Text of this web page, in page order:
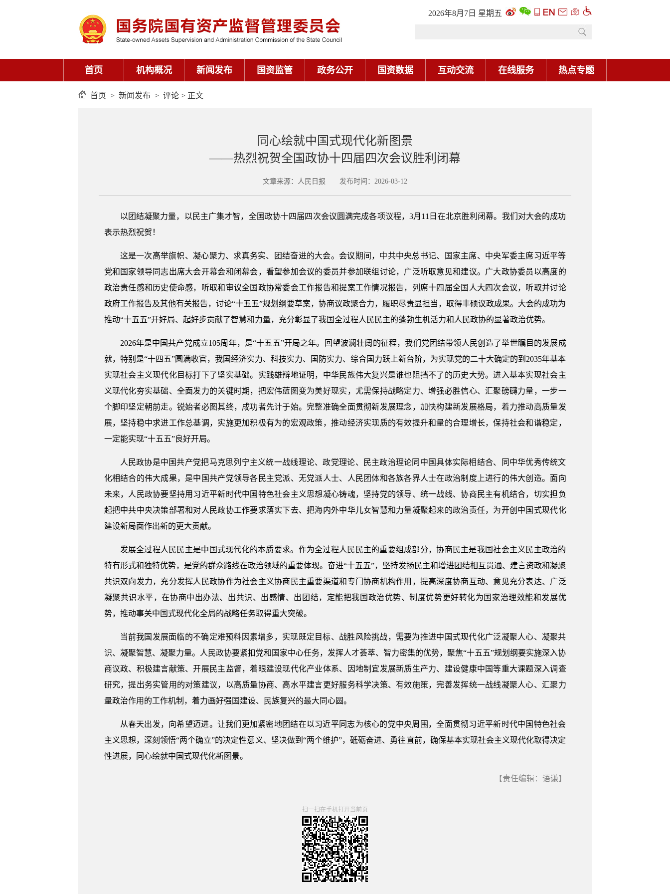
2026年8月7日 星期五
首页 机构概况 新闻发布 国资监管 政务公开 国资数据 互动交流 在线服务 热点专题
首页 > 新闻发布 > 评论 > 正文
同心绘就中国式现代化新图景
——热烈祝贺全国政协十四届四次会议胜利闭幕
文章来源：人民日报 发布时间：2026-03-12
以团结凝聚力量，以民主广集才智，全国政协十四届四次会议圆满完成各项议程，3月11日在北京胜利闭幕。我们对大会的成功
表示热烈祝贺！
这是一次高举旗帜、凝心聚力、求真务实、团结奋进的大会。会议期间，中共中央总书记、国家主席、中央军委主席习近平等
党和国家领导同志出席大会开幕会和闭幕会，看望参加会议的委员并参加联组讨论，广泛听取意见和建议。广大政协委员以高度的
政治责任感和历史使命感，听取和审议全国政协常委会工作报告和提案工作情况报告，列席十四届全国人大四次会议，听取并讨论
政府工作报告及其他有关报告，讨论“十五五”规划纲要草案，协商议政聚合力，履职尽责显担当，取得丰硕议政成果。大会的成功为
推动“十五五”开好局、起好步贡献了智慧和力量，充分彰显了我国全过程人民民主的蓬勃生机活力和人民政协的显著政治优势。
2026年是中国共产党成立105周年，是“十五五”开局之年。回望波澜壮阔的征程，我们党团结带领人民创造了举世瞩目的发展成
就，特别是“十四五”圆满收官，我国经济实力、科技实力、国防实力、综合国力跃上新台阶，为实现党的二十大确定的到2035年基本
实现社会主义现代化目标打下了坚实基础。实践雄辩地证明，中华民族伟大复兴是谁也阻挡不了的历史大势。进入基本实现社会主
义现代化夯实基础、全面发力的关键时期，把宏伟蓝图变为美好现实，尤需保持战略定力、增强必胜信心、汇聚磅礴力量，一步一
个脚印坚定朝前走。锐始者必图其终，成功者先计于始。完整准确全面贯彻新发展理念，加快构建新发展格局，着力推动高质量发
展，坚持稳中求进工作总基调，实施更加积极有为的宏观政策，推动经济实现质的有效提升和量的合理增长，保持社会和谐稳定，
一定能实现“十五五”良好开局。
人民政协是中国共产党把马克思列宁主义统一战线理论、政党理论、民主政治理论同中国具体实际相结合、同中华优秀传统文
化相结合的伟大成果，是中国共产党领导各民主党派、无党派人士、人民团体和各族各界人士在政治制度上进行的伟大创造。面向
未来，人民政协要坚持用习近平新时代中国特色社会主义思想凝心铸魂，坚持党的领导、统一战线、协商民主有机结合，切实担负
起把中共中央决策部署和对人民政协工作要求落实下去、把海内外中华儿女智慧和力量凝聚起来的政治责任，为开创中国式现代化
建设新局面作出新的更大贡献。
发展全过程人民民主是中国式现代化的本质要求。作为全过程人民民主的重要组成部分，协商民主是我国社会主义民主政治的
特有形式和独特优势，是党的群众路线在政治领域的重要体现。奋进“十五五”，坚持发扬民主和增进团结相互贯通、建言资政和凝聚
共识双向发力，充分发挥人民政协作为社会主义协商民主重要渠道和专门协商机构作用，提高深度协商互动、意见充分表达、广泛
凝聚共识水平，在协商中出办法、出共识、出感情、出团结，定能把我国政治优势、制度优势更好转化为国家治理效能和发展优
势，推动事关中国式现代化全局的战略任务取得重大突破。
当前我国发展面临的不确定难预料因素增多，实现既定目标、战胜风险挑战，需要为推进中国式现代化广泛凝聚人心、凝聚共
识、凝聚智慧、凝聚力量。人民政协要紧扣党和国家中心任务，发挥人才荟萃、智力密集的优势，聚焦“十五五”规划纲要实施深入协
商议政、积极建言献策、开展民主监督，着眼建设现代化产业体系、因地制宜发展新质生产力、建设健康中国等重大课题深入调查
研究，提出务实管用的对策建议，以高质量协商、高水平建言更好服务科学决策、有效施策，完善发挥统一战线凝聚人心、汇聚力
量政治作用的工作机制，着力画好强国建设、民族复兴的最大同心圆。
从春天出发，向希望迈进。让我们更加紧密地团结在以习近平同志为核心的党中央周围，全面贯彻习近平新时代中国特色社会
主义思想，深刻领悟“两个确立”的决定性意义、坚决做到“两个维护”，砥砺奋进、勇往直前，确保基本实现社会主义现代化取得决定
性进展，同心绘就中国式现代化新图景。
【责任编辑：语谦】
扫一扫在手机打开当前页